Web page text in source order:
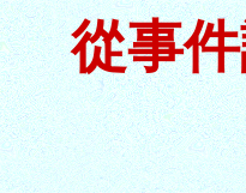
從事